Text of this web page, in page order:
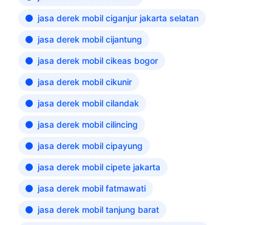
jasa derek mobil ciganjur jakarta selatan
jasa derek mobil cijantung
jasa derek mobil cikeas bogor
jasa derek mobil cikunir
jasa derek mobil cilandak
jasa derek mobil cilincing
jasa derek mobil cipayung
jasa derek mobil cipete jakarta
jasa derek mobil fatmawati
jasa derek mobil tanjung barat